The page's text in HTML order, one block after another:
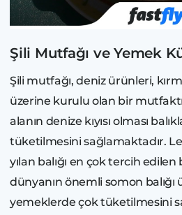
Şili Mutfağı ve Yemek
Şili mutfağı, deniz ürünleri,
üzerine kurulu olan bir
alanın denize kıyısı olması
tüketilmesini sağlamaktadır.
yılan balığı en çok tercih edilen
dünyanın önemli somon balığı
yemeklerde çok tüketilmesini